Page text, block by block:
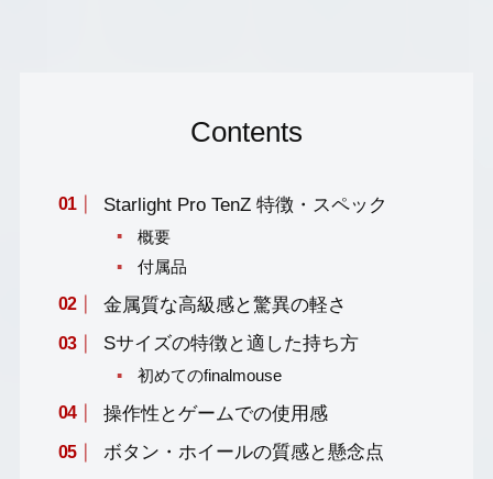
Contents
Starlight Pro TenZ 特徴・スペック
概要
付属品
金属質な高級感と驚異の軽さ
Sサイズの特徴と適した持ち方
初めてのfinalmouse
操作性とゲームでの使用感
ボタン・ホイールの質感と懸念点